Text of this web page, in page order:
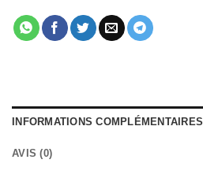
INFORMATIONS COMPLÉMENTAIRES
AVIS (0)